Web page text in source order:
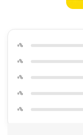
0%
0%
0%
0%
0%